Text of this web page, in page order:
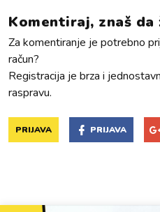
Komentiraj, znaš da
Za komentiranje je potrebno
račun?
Registracija je brza i
raspravu.
PRIJAVA PRIJAVA